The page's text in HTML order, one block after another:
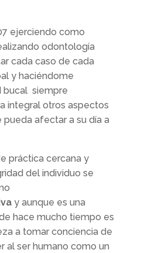
ejerciendo como
odontología
cada caso de cada
y haciéndome
bucal siempre
integral otros aspectos
pueda afectar a su día a
práctica cercana y
del individuo se
y aunque es una
hace mucho tiempo es
a tomar conciencia de
al ser humano como un